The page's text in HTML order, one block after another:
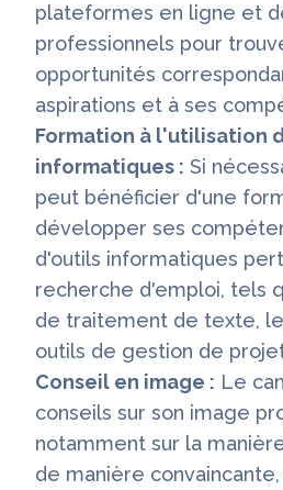
plateformes en ligne et
professionnels pour
opportunités
aspirations et à ses
Formation à l'utilisation
informatiques : Si
peut bénéficier d'une
développer ses
d'outils informatiques
recherche d'emploi, tels
de traitement de texte,
outils de gestion de
Conseil en image : Le
conseils sur son image
notamment sur la
de manière